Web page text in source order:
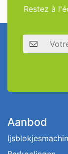
Restez à
Adresse
Aanbod